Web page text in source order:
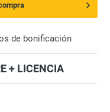
de bonificación
+ LICENCIA